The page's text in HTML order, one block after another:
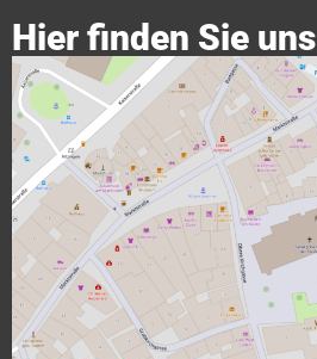
Hier finden Sie uns